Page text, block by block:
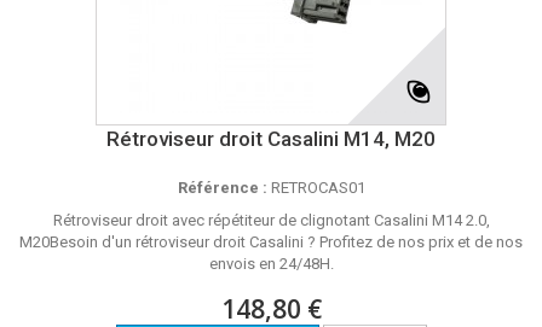
Rétroviseur droit Casalini M14, M20
Référence : RETROCAS01
Rétroviseur droit avec répétiteur de clignotant Casalini M14 2.0,
M20Besoin d'un rétroviseur droit Casalini ? Profitez de nos prix et de nos
envois en 24/48H.
148,80 €